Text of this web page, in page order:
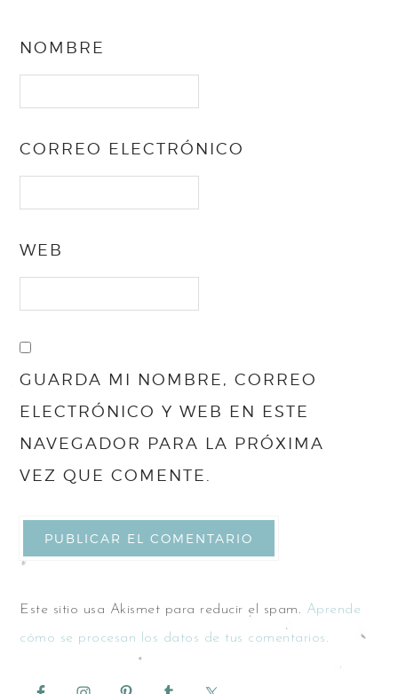
NOMBRE
CORREO ELECTRÓNICO
WEB
GUARDA MI NOMBRE, CORREO
ELECTRÓNICO Y WEB EN ESTE
NAVEGADOR PARA LA PRÓXIMA
VEZ QUE COMENTE.
Este sitio usa Akismet para reducir el spam. Aprende
cómo se procesan los datos de tus comentarios.